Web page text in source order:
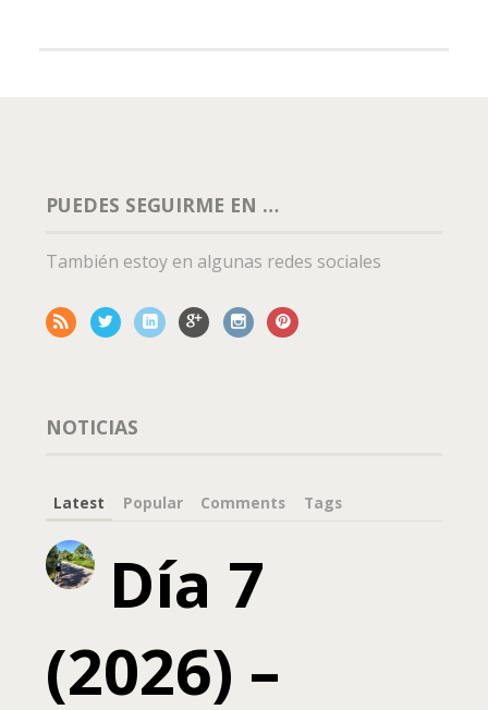
PUEDES SEGUIRME EN …
También estoy en algunas redes sociales
NOTICIAS
Latest Popular Comments Tags
Día 7
(2026) –